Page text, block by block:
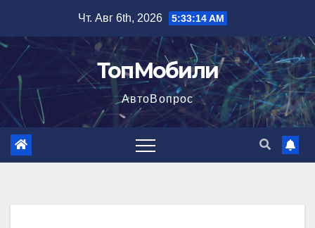
содержимому
Чт. Авг 6th, 2026 5:33:15 AM
ТопМобили
АвтоВопрос